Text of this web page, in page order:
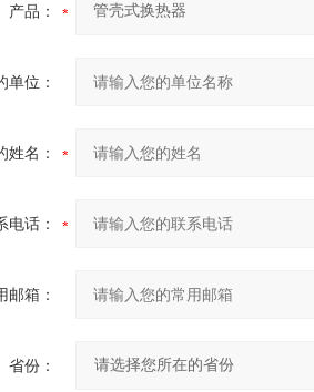
产品：
单位：
姓名：
电话：
邮箱：
省份：